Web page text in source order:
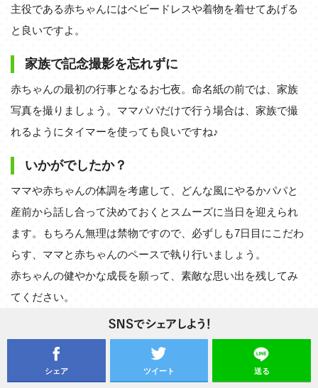
主役である赤ちゃんにはベビードレスや着物を着せてあげる
と良いですよ。
家族で記念撮影を忘れずに
赤ちゃんの最初の行事となるお七夜。命名紙の前では、家族
写真を撮りましょう。ママパパだけで行う場合は、家族で撮
れるようにタイマーを使っても良いですね♪
いかがでしたか？
ママや赤ちゃんの体調を考慮して、どんな風にやるかパパと
産前から話し合って決めておくとスムーズに当日を迎えられ
ます。もちろん無理は禁物ですので、必ずしも7日目にこだわ
らす、ママと赤ちゃんのペースで執り行いましょう。
赤ちゃんの健やかな成長を願って、素敵な思い出を残してみ
てください。
シェア ツイート 送る